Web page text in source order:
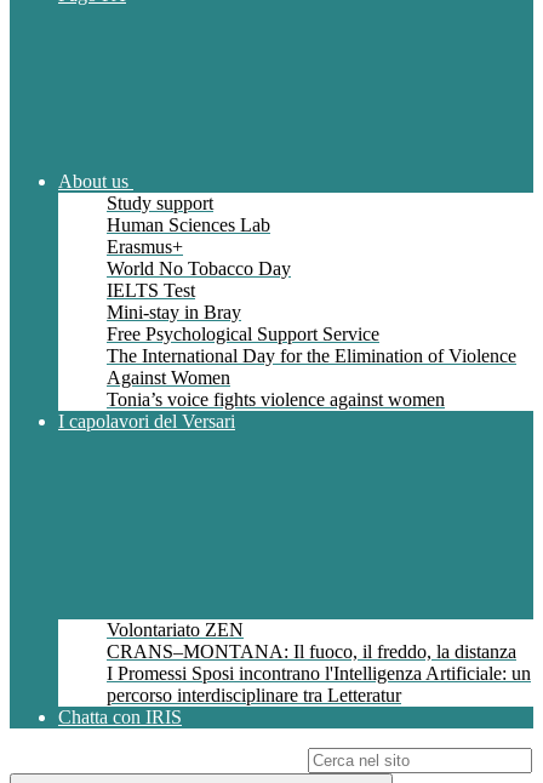
About us
Study support
Human Sciences Lab
Erasmus+
World No Tobacco Day
IELTS Test
Mini-stay in Bray
Free Psychological Support Service
The International Day for the Elimination of Violence
Against Women
Tonia’s voice fights violence against women
I capolavori del Versari
Volontariato ZEN
CRANS–MONTANA: Il fuoco, il freddo, la distanza
I Promessi Sposi incontrano l'Intelligenza Artificiale: un
percorso interdisciplinare tra Letteratur
Chatta con IRIS